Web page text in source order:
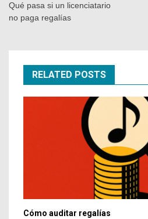
Qué pasa si un licenciatario
no paga regalías
RELATED POSTS
Cómo auditar regalías